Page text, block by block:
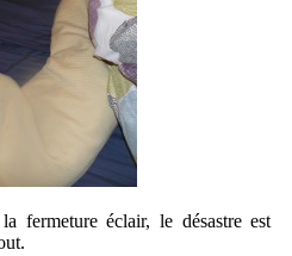
fermeture éclair, le désastre est